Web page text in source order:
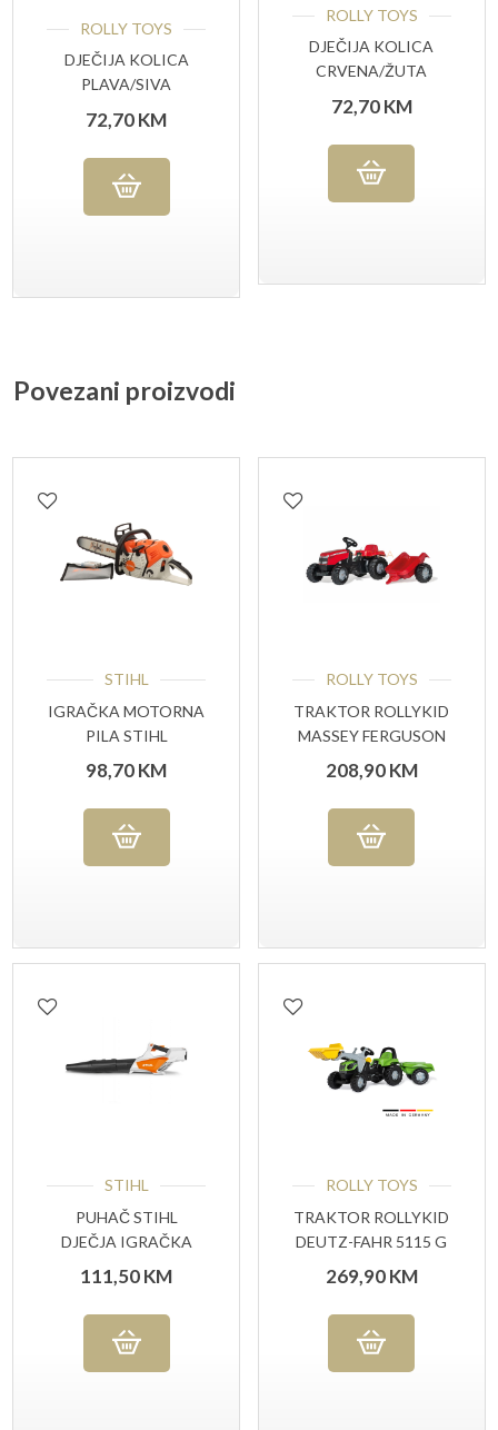
ROLLY TOYS
DJEČIJA KOLICA
PLAVA/SIVA
72,70KM
ROLLY TOYS
DJEČIJA KOLICA
CRVENA/ŽUTA
72,70KM
Povezani proizvodi
STIHL
IGRAČKA MOTORNA
PILA STIHL
98,70KM
ROLLY TOYS
TRAKTOR ROLLYKID
MASSEY FERGUSON
208,90KM
STIHL
PUHAČ STIHL
DJEČJA IGRAČKA
111,50KM
ROLLY TOYS
TRAKTOR ROLLYKID
DEUTZ-FAHR 5115 G
TB
269,90KM